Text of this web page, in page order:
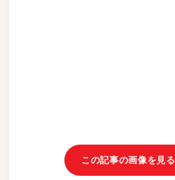
この記事の画像を見る